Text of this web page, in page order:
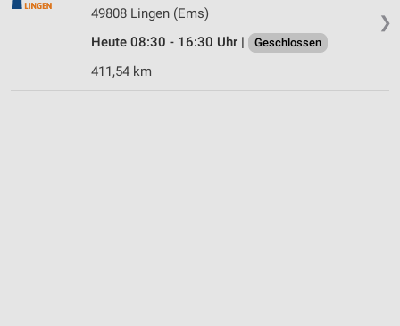
❯
49808 Lingen (Ems)
Heute 08:30 - 16:30 Uhr |
Geschlossen
411,54 km